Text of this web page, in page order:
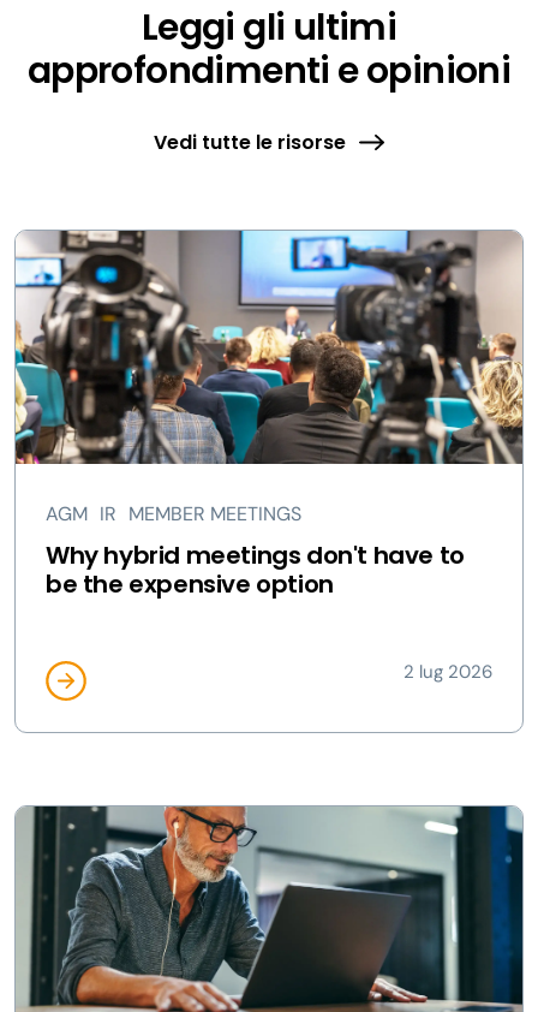
Leggi gli ultimi
approfondimenti e opinioni
Vedi tutte le risorse
AGM IR MEMBER MEETINGS
Why hybrid meetings don't have to
be the expensive option
2 lug 2026